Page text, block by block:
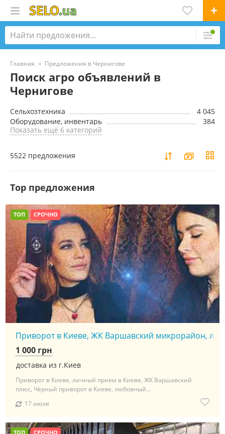
Главная Предложения в Чернигове
Поиск агро объявлений в
Чернигове
Сельхозтехника
4 045
Оборудование, инвентарь
384
Показать ещё 6 категорий
5522 предложения
Top предложения
ТОП СРОЧНО
Приворот в Киеве, ЖК Варшавский микрорайон,
доставка из г.Киев
1 000 грн
Приворот в Киеве, личный прием в Киеве, ЖК Варшавский
плюс, Чёрный приворот в Киеве, любовный...
17 июля